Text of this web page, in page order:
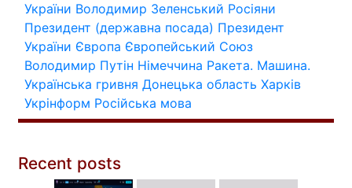
України Володимир Зеленський Росіяни
Президент (державна посада) Президент
України Європа Європейський Союз
Володимир Путін Німеччина Ракета. Машина.
Українська гривня Донецька область Харків
Укрінформ Російська мова
Recent posts